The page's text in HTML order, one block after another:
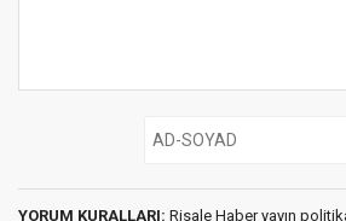
YORUM KURALLARI: Risale Haber yayın